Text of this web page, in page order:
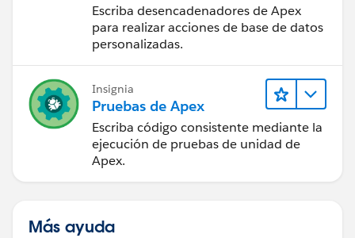
Escriba desencadenadores de Apex
para realizar acciones de base de datos
personalizadas.
Insignia
Pruebas de Apex
Escriba código consistente mediante la
ejecución de pruebas de unidad de
Apex.
Más ayuda